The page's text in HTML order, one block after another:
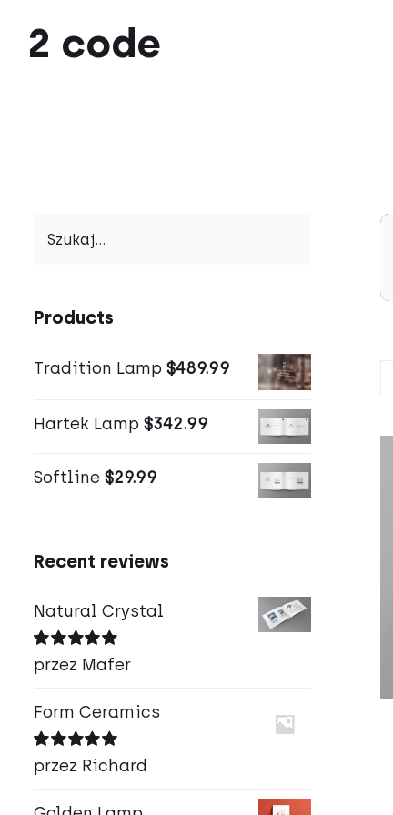
2 code
Products
Tradition Lamp $489.99
Hartek Lamp $342.99
Softline $29.99
Recent reviews
Natural Crystal
Oceniono5
na 5
przez Mafer
Form Ceramics
Oceniono5
na 5
przez Richard